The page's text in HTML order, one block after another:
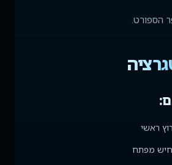
הספורט.
ראשי
מפתח